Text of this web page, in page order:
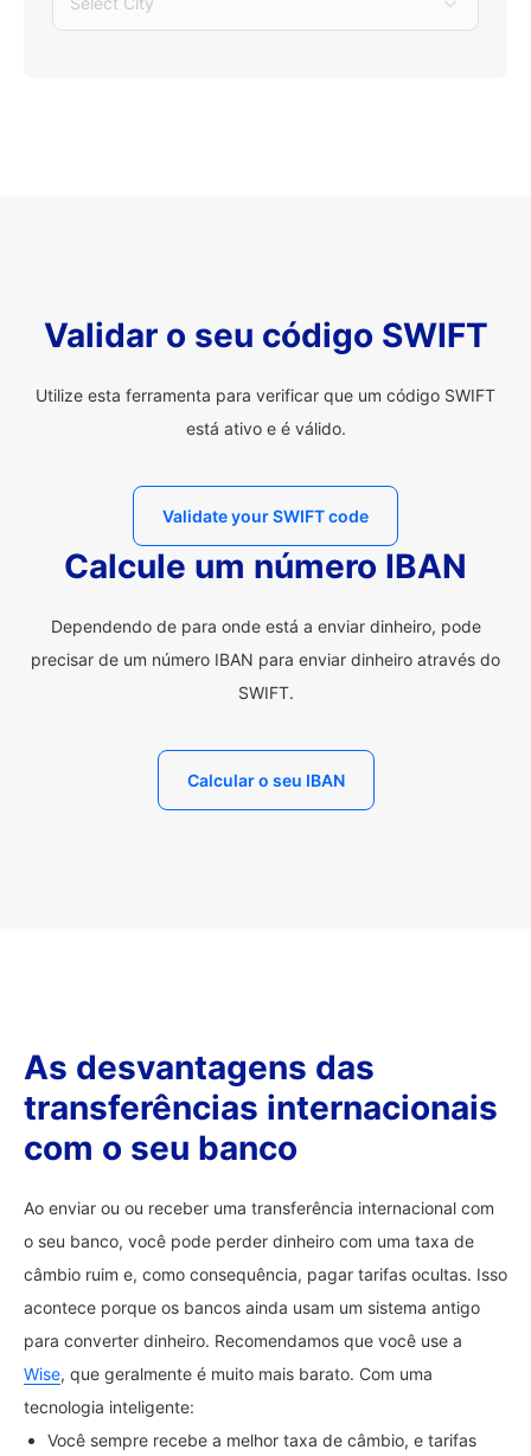
Validar o seu código SWIFT
Utilize esta ferramenta para verificar que um código SWIFT
está ativo e é válido.
Validate your SWIFT code
Calcule um número IBAN
Dependendo de para onde está a enviar dinheiro, pode
precisar de um número IBAN para enviar dinheiro através do
SWIFT.
Calcular o seu IBAN
As desvantagens das
transferências internacionais
com o seu banco
Ao enviar ou ou receber uma transferência internacional com
o seu banco, você pode perder dinheiro com uma taxa de
câmbio ruim e, como consequência, pagar tarifas ocultas. Isso
acontece porque os bancos ainda usam um sistema antigo
para converter dinheiro. Recomendamos que você use a
Wise, que geralmente é muito mais barato. Com uma
tecnologia inteligente:
Você sempre recebe a melhor taxa de câmbio, e tarifas